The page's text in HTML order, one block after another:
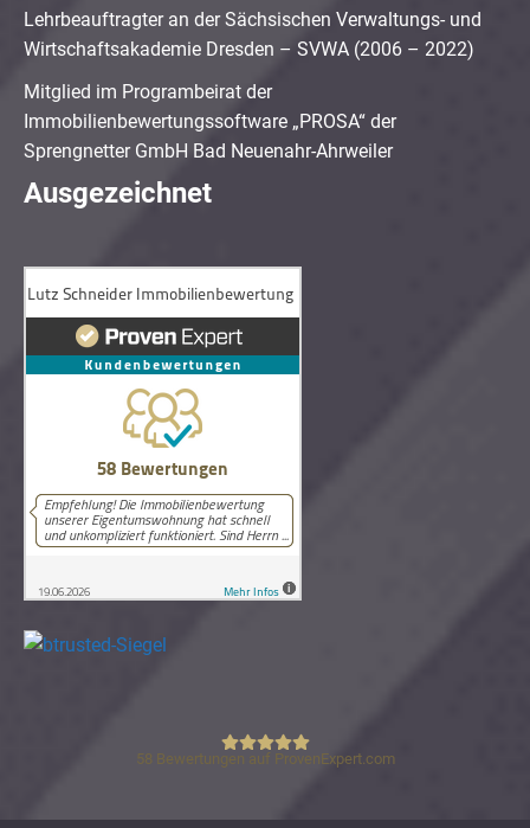
Lehrbeauftragter an der Sächsischen Verwaltungs- und
Wirtschaftsakademie Dresden – SVWA (2006 – 2022)
Mitglied im Programbeirat der
Immobilienbewertungssoftware „PROSA“ der
Sprengnetter GmbH Bad Neuenahr-Ahrweiler
Ausgezeichnet
Lutz Schneider Immobilienbewertung
58 Bewertungen auf ProvenExpert.com